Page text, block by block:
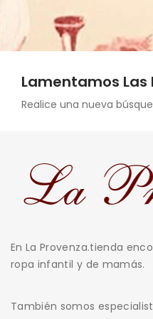
Lamentamos Las
Realice una nueva
En La Provenza.tienda
ropa infantil y de mamás.
También somos